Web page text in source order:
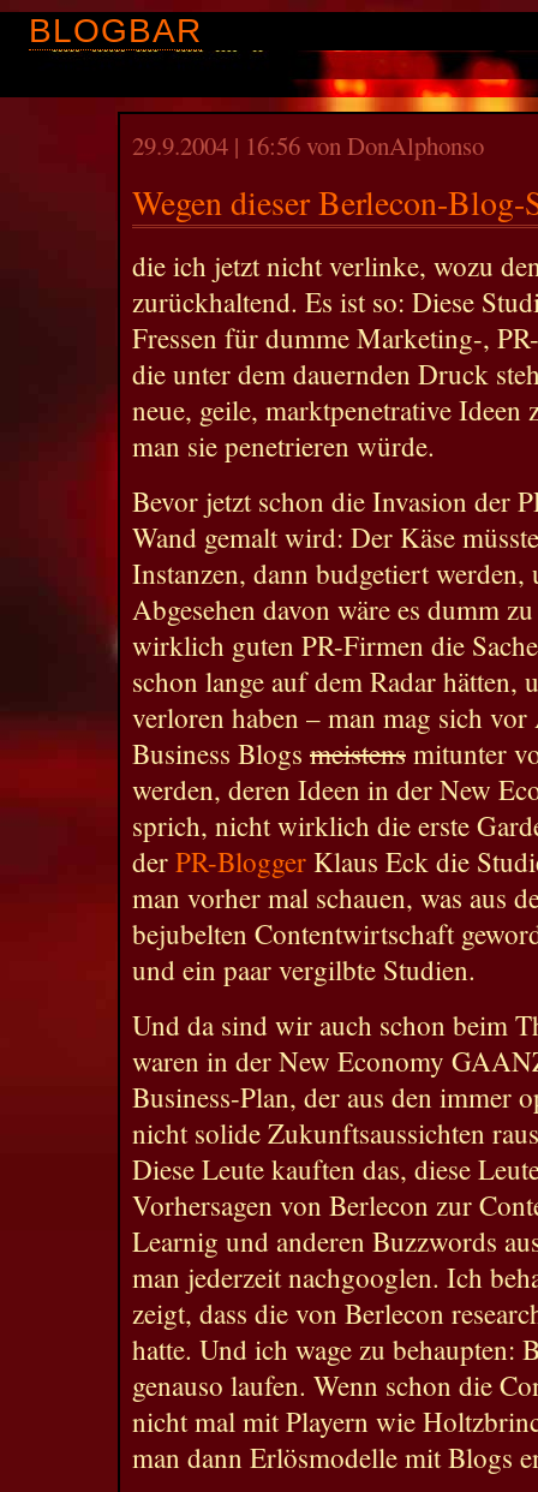
BLOGBAR
29.9.2004 | 16:56 von DonAlphonso
Wegen dieser Berlecon-Blog-
die ich jetzt nicht verlinke, wozu
zurückhaltend. Es ist so: Diese
Fressen für dumme Marketing-,
die unter dem dauernden Druck
neue, geile, marktpenetrative Ideen
man sie penetrieren würde.
Bevor jetzt schon die Invasion der
Wand gemalt wird: Der Käse
Instanzen, dann budgetiert werden,
Abgesehen davon wäre es dumm
wirklich guten PR-Firmen die
schon lange auf dem Radar hätten,
verloren haben – man mag sich vor
Business Blogs meistens mitunter
werden, deren Ideen in der New
sprich, nicht wirklich die erste
der PR-Blogger Klaus Eck die
man vorher mal schauen, was aus
bejubelten Contentwirtschaft
und ein paar vergilbte Studien.
Und da sind wir auch schon beim
waren in der New Economy
Business-Plan, der aus den immer
nicht solide Zukunftsaussichten
Diese Leute kauften das, diese
Vorhersagen von Berlecon zur
Learnig und anderen Buzzwords
man jederzeit nachgooglen. Ich
zeigt, dass die von Berlecon
hatte. Und ich wage zu behaupten:
genauso laufen. Wenn schon die
nicht mal mit Playern wie
man dann Erlösmodelle mit Blogs